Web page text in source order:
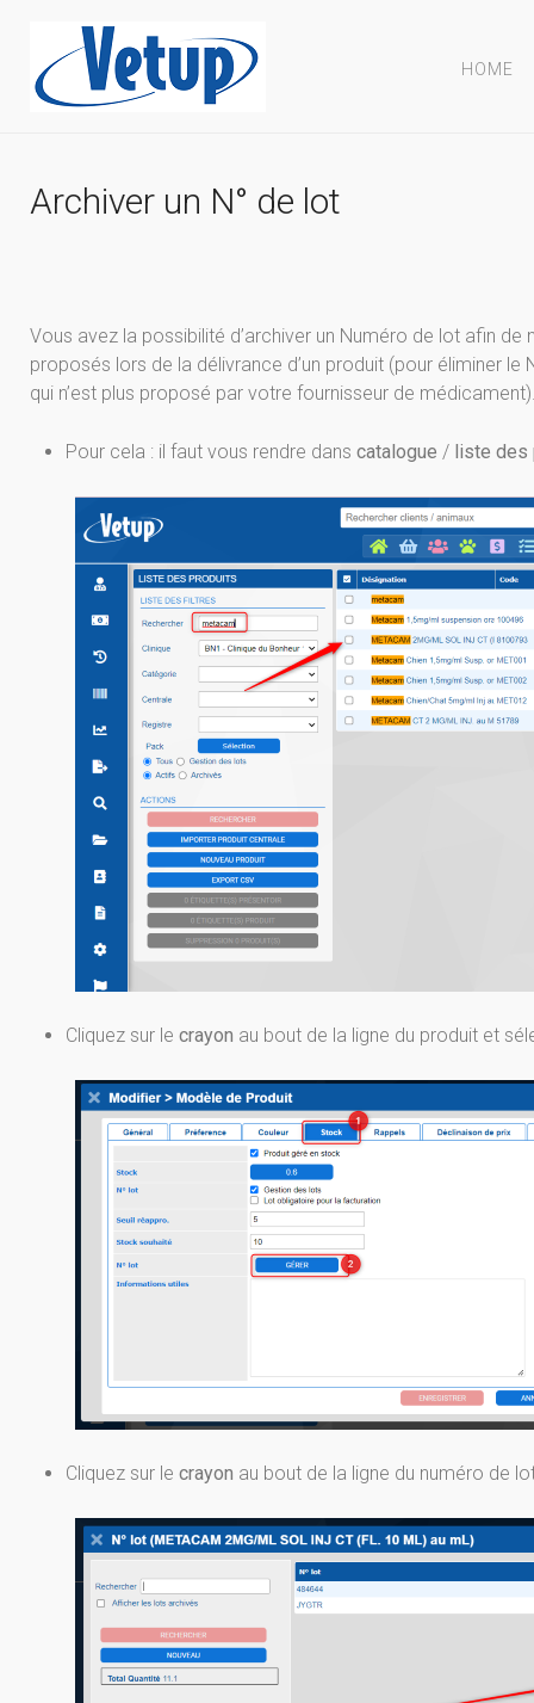
HOME
Archiver un N° de lot
Vous avez la possibilité d’archiver un Numéro de lot afin
proposés lors de la délivrance d’un produit (pour éliminer
qui n’est plus proposé par votre fournisseur de
Pour cela : il faut vous rendre dans catalogue / liste
Cliquez sur le crayon au bout de la ligne du produit et
Cliquez sur le crayon au bout de la ligne du numéro de